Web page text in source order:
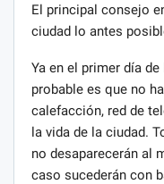
El principal consejo
ciudad lo antes
Ya en el primer día
probable es que no
calefacción, red de
la vida de la ciudad.
no desaparecerán al
caso sucederán con